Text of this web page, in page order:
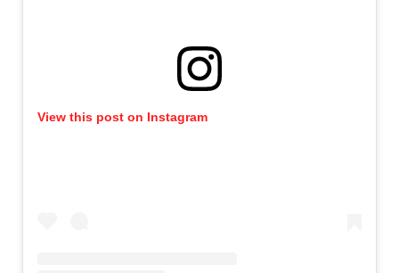
View this post on Instagram